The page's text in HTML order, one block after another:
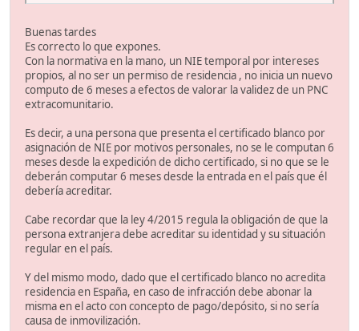
Buenas tardes
Es correcto lo que expones.
Con la normativa en la mano, un NIE temporal por intereses
propios, al no ser un permiso de residencia , no inicia un nuevo
computo de 6 meses a efectos de valorar la validez de un PNC
extracomunitario.
Es decir, a una persona que presenta el certificado blanco por
asignación de NIE por motivos personales, no se le computan 6
meses desde la expedición de dicho certificado, si no que se le
deberán computar 6 meses desde la entrada en el país que él
debería acreditar.
Cabe recordar que la ley 4/2015 regula la obligación de que la
persona extranjera debe acreditar su identidad y su situación
regular en el país.
Y del mismo modo, dado que el certificado blanco no acredita
residencia en España, en caso de infracción debe abonar la
misma en el acto con concepto de pago/depósito, si no sería
causa de inmovilización.